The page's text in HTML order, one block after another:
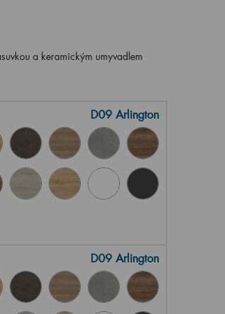
a keramickým umyvadlem
D09 Arlington
D09 Arlington